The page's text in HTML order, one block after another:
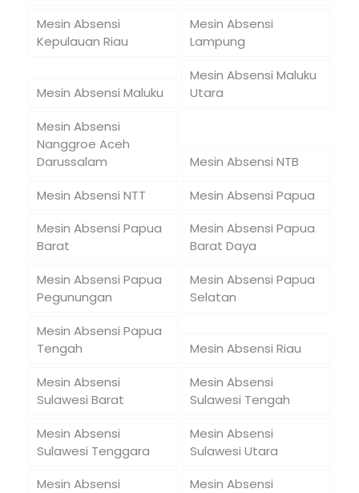
Mesin Absensi
Kepulauan Riau
Mesin Absensi
Lampung
Mesin Absensi Maluku
Mesin Absensi Maluku
Utara
Mesin Absensi
Nanggroe Aceh
Darussalam
Mesin Absensi NTB
Mesin Absensi NTT
Mesin Absensi Papua
Mesin Absensi Papua
Barat
Mesin Absensi Papua
Barat Daya
Mesin Absensi Papua
Pegunungan
Mesin Absensi Papua
Selatan
Mesin Absensi Papua
Tengah
Mesin Absensi Riau
Mesin Absensi
Sulawesi Barat
Mesin Absensi
Sulawesi Tengah
Mesin Absensi
Sulawesi Tenggara
Mesin Absensi
Sulawesi Utara
Mesin Absensi
Mesin Absensi